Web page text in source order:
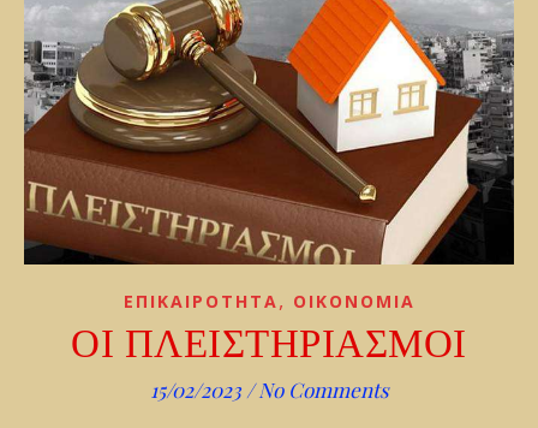
ΕΠΙΚΑΙΡΟΤΗΤΑ, ΟΙΚΟΝΟΜΙΑ
ΟΙ ΠΛΕΙΣΤΗΡΙΑΣΜΟΙ
15/02/2023 / No Comments